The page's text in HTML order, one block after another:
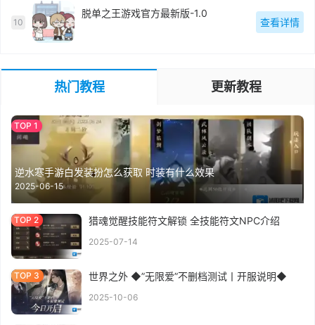
10
脱单之王游戏官方最新版-1.0
查看详情
热门教程 更新教程
逆水寒手游白发装扮怎么获取 时装有什么效果
2025-06-15
猎魂觉醒技能符文解锁 全技能符文NPC介绍
2025-07-14
世界之外 ◆”无限爱”不删档测试丨开服说明◆
2025-10-06